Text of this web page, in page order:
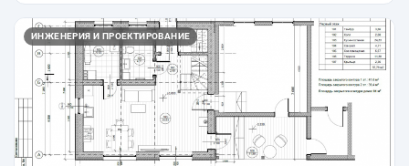
ИНЖЕНЕРИЯ И ПРОЕКТИРОВАНИЕ